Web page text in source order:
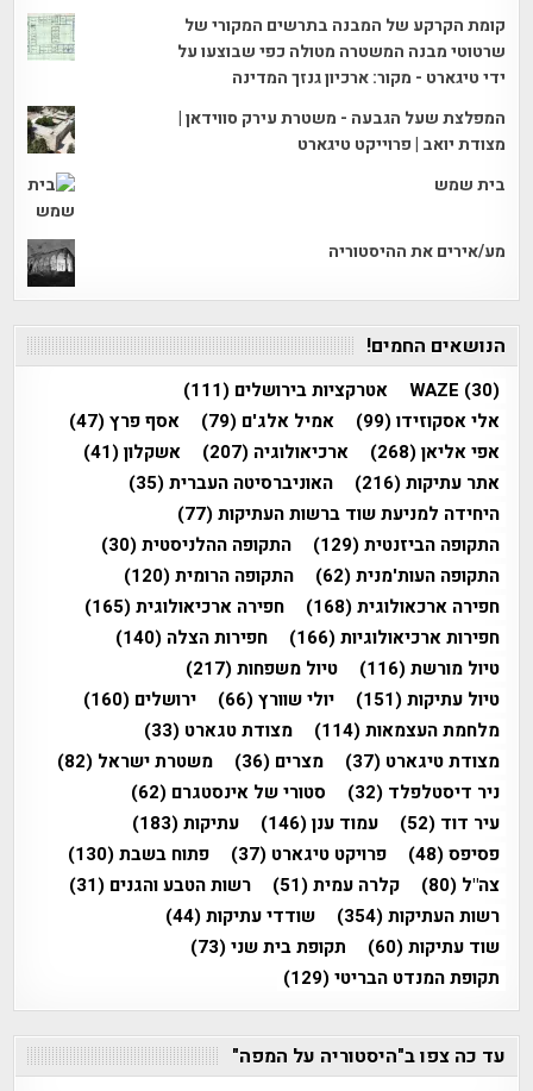
קומת הקרקע של המבנה בתרשים המקורי של
שרטוטי מבנה המשטרה מטולה כפי שבוצעו על
ידי טיגארט - מקור: ארכיון גנזך המדינה
המפלצת שעל הגבעה - משטרת עירק סווידאן |
מצודת יואב | פרוייקט טיגארט
בית שמש
מע/אירים את ההיסטוריה
הנושאים החמים!
WAZE (30) אטרקציות בירושלים (111)
אלי אסקוזידו(99) אמיל אלג'ם (79) אסף פרץ(47)
אפי אליאן(268) ארכיאולוגיה (207) אשקלון(41)
אתר עתיקות(216) האוניברסיטה העברית(35)
היחידה למניעת שוד ברשות העתיקות(77)
התקופה הביזנטית(129) התקופה ההלניסטית(30)
התקופה העות'מנית(62) התקופה הרומית(120)
חפירה ארכאולוגית(168) חפירה ארכיאולוגית(165)
חפירות ארכיאולוגיות(166) חפירות הצלה (140)
טיול מורשת(116) טיול משפחות(217)
טיול עתיקות(151) יולי שוורץ(66) ירושלים (160)
מלחמת העצמאות(114) מצודת טגארט (33)
מצודת טיגארט (37) מצרים (36) משטרת ישראל (82)
ניר דיסטלפלד (32) סטורי של אינסטגרם (62)
עיר דוד (52) עמוד ענן(146) עתיקות(183)
פסיפס(48) פרויקט טיגארט (37) פתוח בשבת(130)
צה"ל (80) קלרה עמית(51) רשות הטבע והגנים (31)
רשות העתיקות(354) שודדי עתיקות(44)
שוד עתיקות(60) תקופת בית שני(73)
תקופת המנדט הבריטי(129)
עד כה צפו ב"היסטוריה על המפה"